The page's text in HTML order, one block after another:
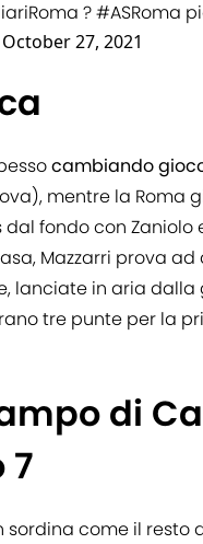
?#ASRoma
October 27, 2021
cambiando
mentre la Roma
fondo con Zaniolo
Mazzarri prova
lanciate in aria dalla
tre punte per la
di
7
sordina come il resto